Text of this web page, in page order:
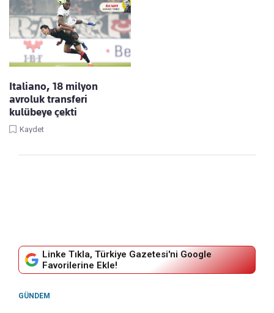
Italiano, 18 milyon
avroluk transferi
kulübeye çekti
Kaydet
Linke Tıkla, Türkiye Gazetesi'ni Google
Favorilerine Ekle!
GÜNDEM